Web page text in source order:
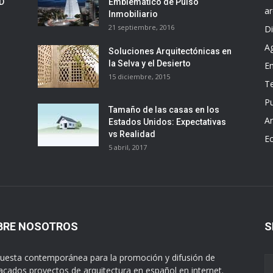
Inmobiliario
21 septiembre, 2016
Soluciones Arquitectónicas en
la Selva y el Desierto
15 diciembre, 2015
Tamaño de las casas en los
Estados Unidos: Expectativas
vs Realidad
5 abril, 2017
NOSOTROS
contemporánea para la promoción y difusión de
proyectos de arquitectura en español en internet.